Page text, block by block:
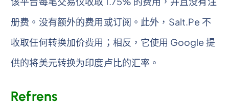
册费。没有额外的费用或订阅。此外，Salt.Pe 不
收取任何转换加价费用；相反，它使用 Google 提
供的将美元转换为印度卢比的汇率。
Refrens